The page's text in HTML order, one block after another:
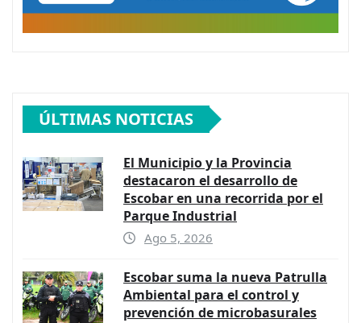
ÚLTIMAS NOTICIAS
El Municipio y la Provincia
destacaron el desarrollo de
Escobar en una recorrida por el
Parque Industrial
Ago 5, 2026
Escobar suma la nueva Patrulla
Ambiental para el control y
prevención de microbasurales